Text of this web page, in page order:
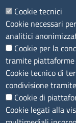
Informative
Verifiche PA
Attuazione
Modulistica
SEGUICI SU
Cookie tecnici
Cookie necessari
analitici
Cookie per la
tramite
Cookie tecnico di
condivisione
Cookie di
Cookie legati alla